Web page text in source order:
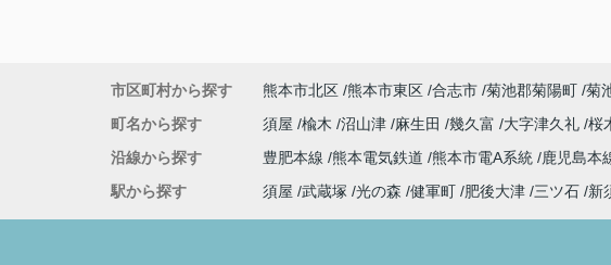
市区町村から探す 熊本市北区 熊本市東区 合志市 菊池郡菊陽町 菊
町名から探す
須屋 楡木 沼山津 麻生田 幾久富 大字津久礼 桜
沿線から探す
豊肥本線 熊本電気鉄道 熊本市電A系統 鹿児島本
駅から探す
須屋 武蔵塚 光の森 健軍町 肥後大津 三ツ石 新